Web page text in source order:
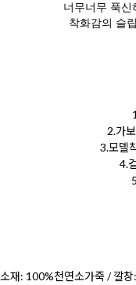
너무너무 푹신
착화감의 슬
2.가
3.모델
4.
소재: 100%천연소가죽 / 깔